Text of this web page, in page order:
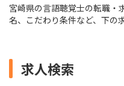
宮崎県の言語聴覚士の転職・
名、こだわり条件など、下の
求人検索